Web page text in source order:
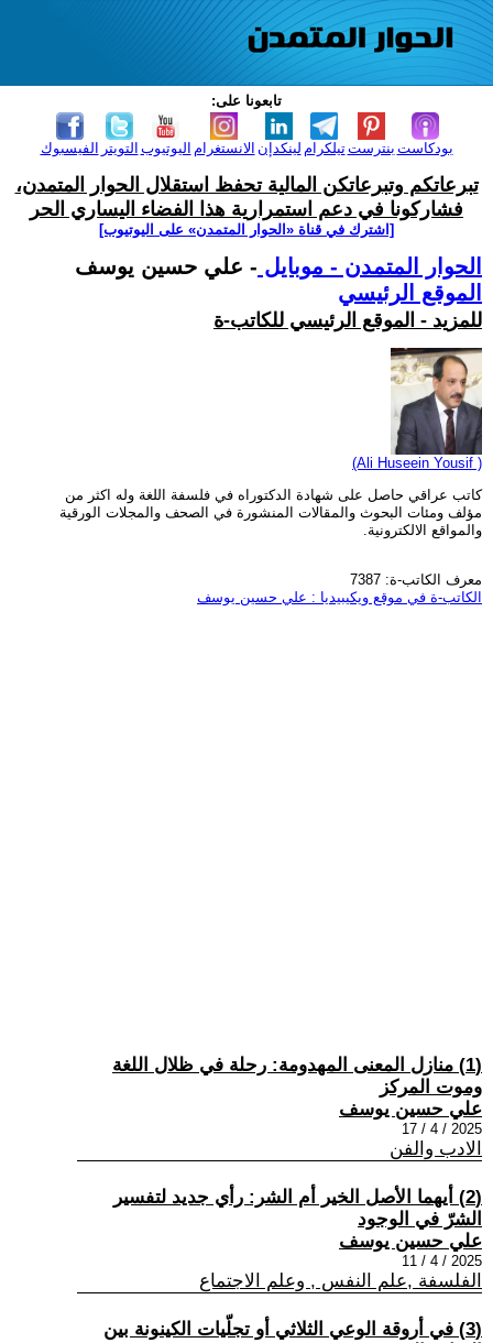
تابعونا على:
الفيسبوك التويتر اليوتيوب الانستغرام لينكدإن تيلكرامبنترست بودكاست
تبرعاتكم وتبرعاتكن المالية تحفظ استقلال الحوار المتمدن،
فشاركونا في دعم استمرارية هذا الفضاء اليساري الحر
[اشترك في قناة ‫«الحوار المتمدن» على اليوتيوب]
الحوار المتمدن - موبايل - علي حسين يوسف
الموقع الرئيسي
للمزيد - الموقع الرئيسي للكاتب-ة
(Ali Huseein Yousif )
كاتب عراقي حاصل على شهادة الدكتوراه في فلسفة اللغة وله اكثر من
مؤلف ومئات البحوث والمقالات المنشورة في الصحف والمجلات الورقية
والمواقع الالكترونية.
معرف الكاتب-ة: 7387
الكاتب-ة في موقع ويكيبيديا : علي حسين يوسف
(1) منازل المعنى المهدومة: رحلة في ظلال اللغة
وموت المركز
علي حسين يوسف
2025 / 4 / 17
الادب والفن
(2) أيهما الأصل الخير أم الشر: رأي جديد لتفسير
الشرّ في الوجود
علي حسين يوسف
2025 / 4 / 11
الفلسفة ,علم النفس , وعلم الاجتماع
(3) في أروقة الوعي الثلاثي أو تجلّيات الكينونة بين